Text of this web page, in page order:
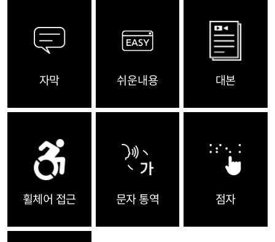
자막 쉬운내용 대본
휠체어 접근 문자 통역 점자